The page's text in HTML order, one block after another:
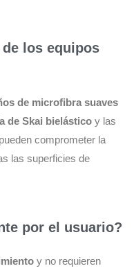
los equipos
de microfibra suaves
de Skai bielástico y las
comprometer la
las superficies de
por el usuario?
y no requieren